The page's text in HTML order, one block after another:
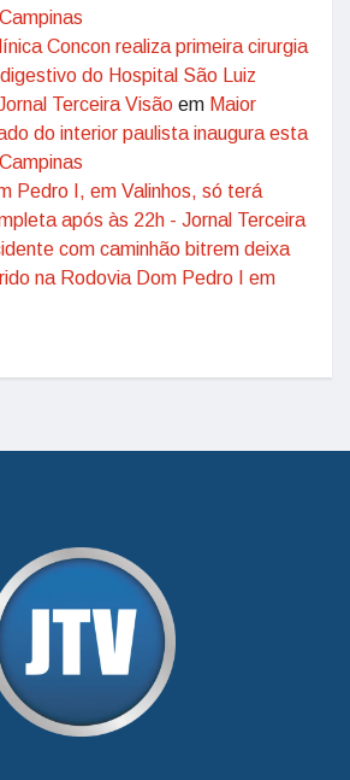
Concon realiza primeira cirurgia
do Hospital São Luiz
Terceira Visão em Maior
do interior paulista inaugura esta
Pedro I, em Valinhos, só terá
após às 22h - Jornal Terceira
com caminhão bitrem deixa
na Rodovia Dom Pedro I em